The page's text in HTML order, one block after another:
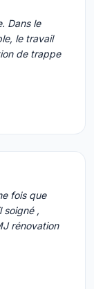
Dans le
le travail
de trappe
fois que
soigné ,
rénovation